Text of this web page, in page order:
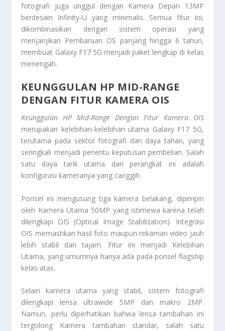
fotografi juga unggul dengan Kamera Depan 13MP
berdesain Infinity-U yang minimalis. Semua fitur ini,
dikombinasikan dengan sistem operasi yang
menjanjikan Pembaruan OS panjang hingga 6 tahun,
membuat Galaxy F17 5G menjadi paket lengkap di kelas
menengah.
KEUNGGULAN HP MID-RANGE
DENGAN FITUR KAMERA OIS
Keunggulan HP Mid-Range Dengan Fitur Kamera OIS
merupakan kelebihan-kelebihan utama Galaxy F17 5G,
terutama pada sektor fotografi dan daya tahan, yang
seringkali menjadi penentu keputusan pembelian. Salah
satu daya tarik utama dari perangkat ini adalah
konfigurasi kameranya yang canggih.
Ponsel ini mengusung tiga kamera belakang, dipimpin
oleh Kamera Utama 50MP yang istimewa karena telah
dilengkapi OIS (Optical Image Stabilization). Integrasi
OIS memastikan hasil foto maupun rekaman video jauh
lebih stabil dan tajam. Fitur ini menjadi Kelebihan
Utama, yang umumnya hanya ada pada ponsel flagship
kelas atas.
Selain kamera utama yang stabil, sistem fotografi
dilengkapi lensa ultrawide 5MP dan makro 2MP.
Namun, perlu diperhatikan bahwa lensa tambahan ini
tergolong Kamera tambahan standar, salah satu